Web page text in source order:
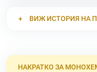
ВИЖ ИСТОРИЯ НА
НАКРАТКО ЗА